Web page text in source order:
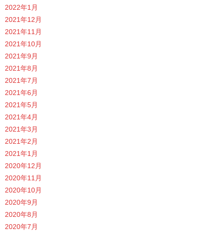
2022年1月
2021年12月
2021年11月
2021年10月
2021年9月
2021年8月
2021年7月
2021年6月
2021年5月
2021年4月
2021年3月
2021年2月
2021年1月
2020年12月
2020年11月
2020年10月
2020年9月
2020年8月
2020年7月